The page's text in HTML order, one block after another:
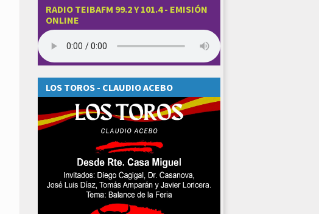
RADIO TEIBAFM 99.2 Y 101.4 - EMISIÓN
ONLINE
LOS TOROS - CLAUDIO ACEBO